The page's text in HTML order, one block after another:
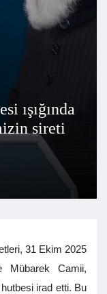
ışığında
sireti
31 Ekim 2025
Mübarek Camii,
irad etti. Bu